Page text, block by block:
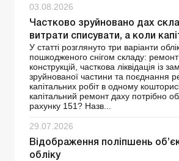
03.08.2026
Частково зруйновано дах
витрати списувати, а коли
У статті розглянуто три варіанти
пошкодженого снігом складу:
конструкцій, часткова ліквідація із
зруйнованої частини та поєднання
капітальних робіт в одному
капітальний ремонт даху потрібно
рахунку 151? Назв...
29.07.2026
Відображення поліпшень
обліку